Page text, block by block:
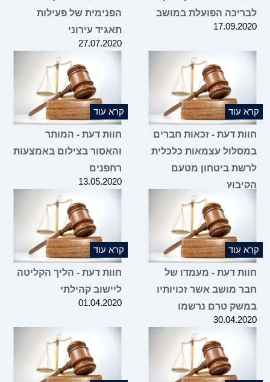
הפועלת במושב
הפנימית של פעילות
תאגיד עירוני
27.07.2020
עוד
דעת - זכאות חברים
עצמאות כלכלית
ביטחון מטעם
קרא עוד
חוות דעת - המותר
והאסור בצילום באמצעות
רחפנים
13.05.2020
עוד
דעת - מעמדו של
מושב אשר זכויותיו
טרם נרשמו
קרא עוד
חוות דעת - הליך הקליטה
ליישוב קהילתי
01.04.2020